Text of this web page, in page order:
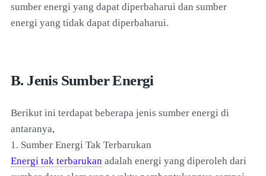
sumber energi yang dapat diperbaharui dan sumber
energi yang tidak dapat diperbaharui.
B. Jenis Sumber Energi
Berikut ini terdapat beberapa jenis sumber energi di
antaranya,
1. Sumber Energi Tak Terbarukan
Energi tak terbarukan adalah energi yang diperoleh dari